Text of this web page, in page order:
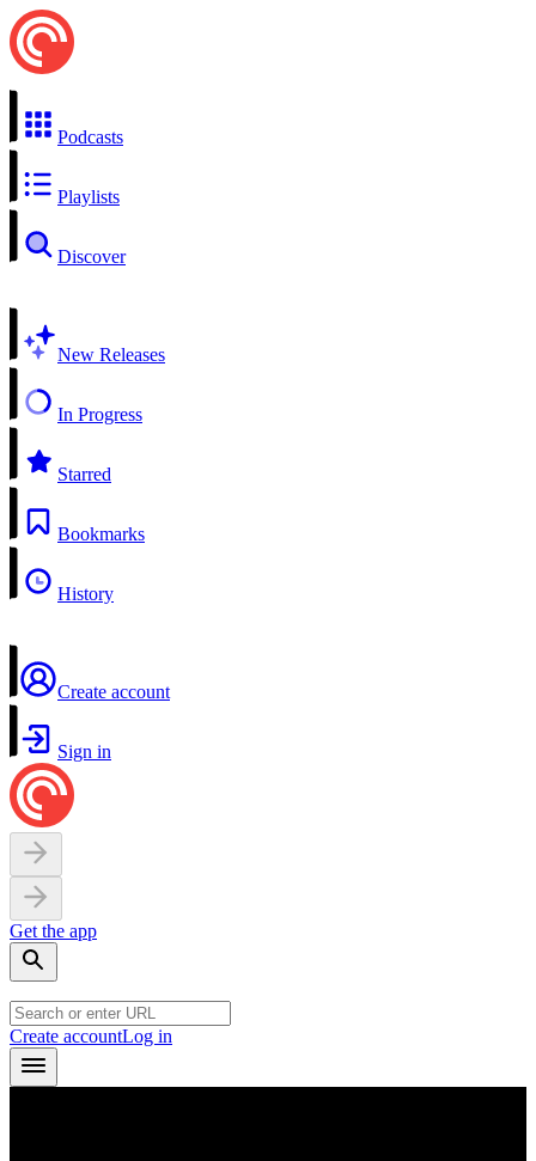
Podcasts
Playlists
Discover
New Releases
In Progress
Starred
Bookmarks
History
Create account
Sign in
Get the app
Create accountLog in